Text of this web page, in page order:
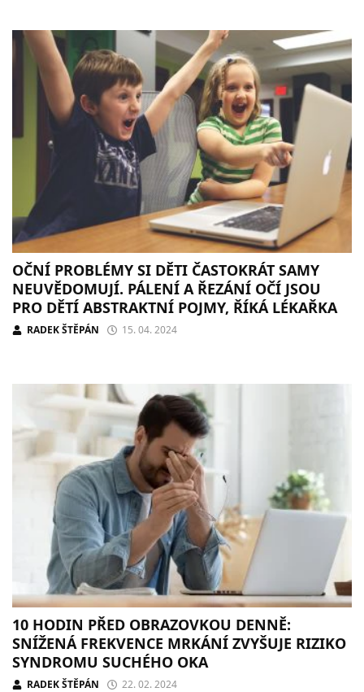
OČNÍ PROBLÉMY SI DĚTI ČASTOKRÁT SAMY
NEUVĚDOMUJÍ. PÁLENÍ A ŘEZÁNÍ OČÍ JSOU
PRO DĚTÍ ABSTRAKTNÍ POJMY, ŘÍKÁ LÉKAŘKA
RADEK ŠTĚPÁN 15. 04. 2024
10 HODIN PŘED OBRAZOVKOU DENNĚ:
SNÍŽENÁ FREKVENCE MRKÁNÍ ZVYŠUJE RIZIKO
SYNDROMU SUCHÉHO OKA
RADEK ŠTĚPÁN 22. 02. 2024